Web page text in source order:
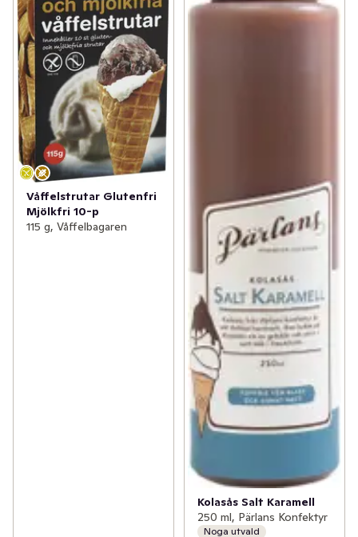
Våffelstrutar Glutenfri
Mjölkfri 10-p
115 g, Våffelbagaren
Kolasås Salt Karamell
250 ml, Pärlans Konfektyr
Noga utvald